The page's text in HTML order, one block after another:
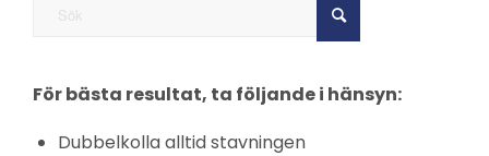
För bästa resultat, ta följande i hänsyn:
Dubbelkolla alltid stavningen